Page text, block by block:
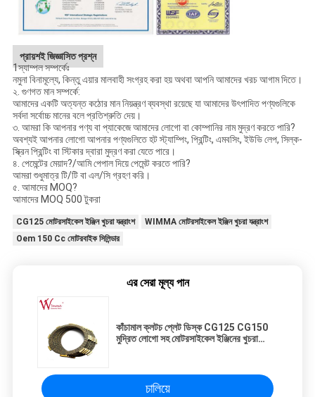
প্রায়শই জিজ্ঞাসিত প্রশ্ন
1স্যাম্পল সম্পর্কেঃ
নমুনা বিনামূল্যে, কিন্তু এয়ার মালবাহী সংগ্রহ করা হয় অথবা আপনি আমাদের খরচ আগাম দিতে।
২. গুণগত মান সম্পর্কে:
আমাদের একটি অত্যন্ত কঠোর মান নিয়ন্ত্রণ ব্যবস্থা রয়েছে যা আমাদের উৎপাদিত পণ্যগুলিকে
সর্বদা সর্বোচ্চ মানের বলে প্রতিশ্রুতি দেয়।
৩. আমরা কি আপনার পণ্য বা প্যাকেজে আমাদের লোগো বা কোম্পানির নাম মুদ্রণ করতে পারি?
অবশ্যই আপনার লোগো আপনার পণ্যগুলিতে হট স্ট্যাম্পিং, প্রিন্টিং, এমবসিং, ইউভি লেপ, সিল্ক-
স্ক্রিন প্রিন্টিং বা স্টিকার দ্বারা মুদ্রণ করা যেতে পারে।
৪. পেমেন্টের মেয়াদ?/আমি পেপাল দিয়ে পেমেন্ট করতে পারি?
আমরা শুধুমাত্র টি/টি বা এল/সি গ্রহণ করি।
৫. আমাদের MOQ?
আমাদের MOQ 500 টুকরা
CG125 মোটরসাইকেল ইঞ্জিন খুচরা যন্ত্রাংশ
WIMMA মোটরসাইকেল ইঞ্জিন খুচরা যন্ত্রাংশ
Oem 150 Cc মোটরবাইক সিলিন্ডার
এর সেরা মূল্য পান
কাঁচামাল ক্লটচ প্লেট ডিস্ক CG125 CG150
মুদ্রিত লোগো সহ মোটরসাইকেল ইঞ্জিনের খুচরা
চালিয়ে